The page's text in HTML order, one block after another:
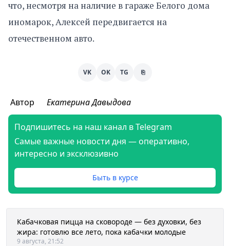
что, несмотря на наличие в гараже Белого дома
иномарок, Алексей передвигается на
отечественном авто.
VK OK TG ⎘
Автор Екатерина Давыдова
Подпишитесь на наш канал в Telegram
Самые важные новости дня — оперативно,
интересно и эксклюзивно
Быть в курсе
Кабачковая пицца на сковороде — без духовки, без
жира: готовлю все лето, пока кабачки молодые
9 августа, 21:52